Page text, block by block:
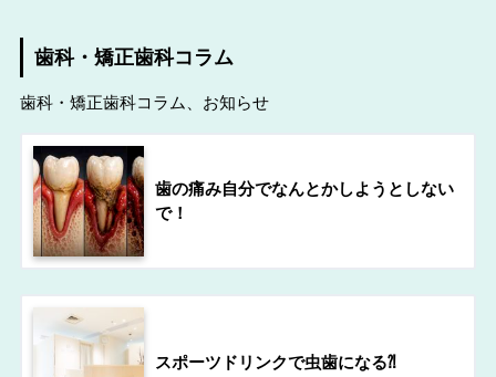
歯科・矯正歯科コラム
歯科・矯正歯科コラム、お知らせ
歯の痛み自分でなんとかしようとしない
で！
スポーツドリンクで虫歯になる⁈